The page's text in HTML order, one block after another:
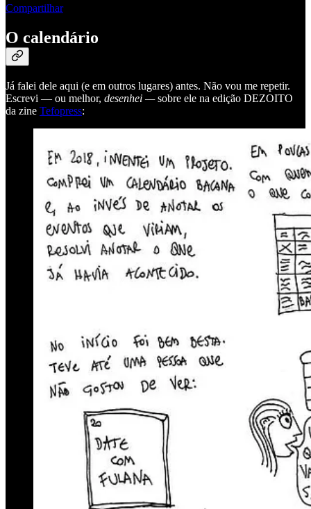
Compartilhar
O calendário
Já falei dele aqui (e em outros lugares) antes. Não vou me repetir.
Escrevi — ou melhor, desenhei —sobre ele na edição DEZOITO
da zine Tefopress: